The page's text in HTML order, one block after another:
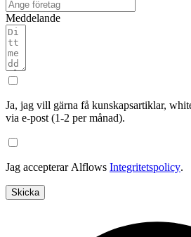
Meddelande
Ja, jag vill gärna få kunskapsartiklar,
via e-post (1-2 per månad).
Jag accepterar Alflows Integritetspolicy.
Skicka